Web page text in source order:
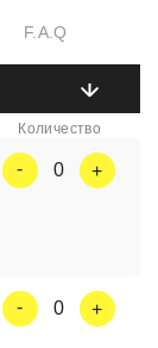
F.A.Q
Количество
0
0